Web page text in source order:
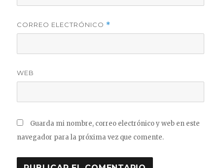
CORREO ELECTRÓNICO *
WEB
Guarda mi nombre, correo electrónico y web en este
navegador para la próxima vez que comente.